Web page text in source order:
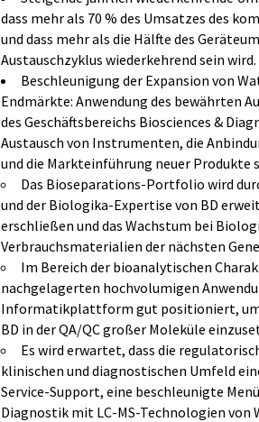
dass mehr als 70 % des Umsatzes des
und dass mehr als die Hälfte des
Austauschzyklus wiederkehrend sein wird.
Beschleunigung der Expansion von
Endmärkte: Anwendung des bewährten
des Geschäftsbereichs Biosciences &
Austausch von Instrumenten, die
und die Markteinführung neuer Produkte
Das Bioseparations-Portfolio wird
und der Biologika-Expertise von BD
erschließen und das Wachstum bei
Verbrauchsmaterialien der nächsten
Im Bereich der bioanalytischen
nachgelagerten hochvolumigen
Informatikplattform gut positioniert, um
BD in der QA/QC großer Moleküle
Es wird erwartet, dass die
klinischen und diagnostischen Umfeld
Service-Support, eine beschleunigte
Diagnostik mit LC-MS-Technologien von